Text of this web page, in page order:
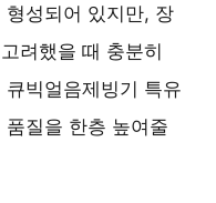
성되어 있지만, 장
려했을 때 충분히
빅얼음제빙기 특유
질을 한층 높여줄